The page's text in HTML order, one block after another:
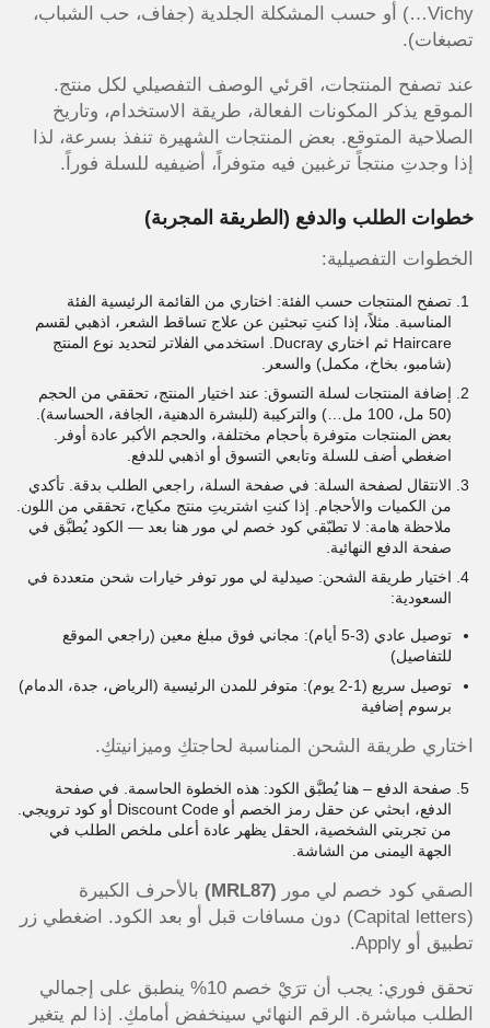
Vichy…) أو حسب المشكلة الجلدية (جفاف، حب الشباب،
تصبغات).
عند تصفح المنتجات، اقرئي الوصف التفصيلي لكل منتج.
الموقع يذكر المكونات الفعالة، طريقة الاستخدام، وتاريخ
الصلاحية المتوقع. بعض المنتجات الشهيرة تنفذ بسرعة، لذا
إذا وجدتِ منتجاً ترغبين فيه متوفراً، أضيفيه للسلة فوراً.
خطوات الطلب والدفع (الطريقة المجربة)
الخطوات التفصيلية:
تصفح المنتجات حسب الفئة: اختاري من القائمة الرئيسية الفئة
المناسبة. مثلاً، إذا كنتِ تبحثين عن علاج تساقط الشعر، اذهبي لقسم
Haircare ثم اختاري Ducray. استخدمي الفلاتر لتحديد نوع المنتج
(شامبو، بخاخ، مكمل) والسعر.
إضافة المنتجات لسلة التسوق: عند اختيار المنتج، تحققي من الحجم
(50 مل، 100 مل…) والتركيبة (للبشرة الدهنية، الجافة، الحساسة).
بعض المنتجات متوفرة بأحجام مختلفة، والحجم الأكبر عادة أوفر.
اضغطي أضف للسلة وتابعي التسوق أو اذهبي للدفع.
الانتقال لصفحة السلة: في صفحة السلة، راجعي الطلب بدقة. تأكدي
من الكميات والأحجام. إذا كنتِ اشتريتِ منتج مكياج، تحققي من اللون.
ملاحظة هامة: لا تطبّقي كود خصم لي مور هنا بعد — الكود يُطبَّق في
صفحة الدفع النهائية.
اختيار طريقة الشحن: صيدلية لي مور توفر خيارات شحن متعددة في
السعودية:
توصيل عادي (3-5 أيام): مجاني فوق مبلغ معين (راجعي الموقع
للتفاصيل)
توصيل سريع (1-2 يوم): متوفر للمدن الرئيسية (الرياض، جدة، الدمام)
برسوم إضافية
اختاري طريقة الشحن المناسبة لحاجتكِ وميزانيتكِ.
صفحة الدفع – هنا يُطبَّق الكود: هذه الخطوة الحاسمة. في صفحة
الدفع، ابحثي عن حقل رمز الخصم أو Discount Code أو كود ترويجي.
من تجربتي الشخصية، الحقل يظهر عادة أعلى ملخص الطلب في
الجهة اليمنى من الشاشة.
الصقي كود خصم لي مور (MRL87)
بالأحرف الكبيرة
(Capital letters) دون مسافات قبل أو بعد الكود. اضغطي زر
تطبيق أو Apply.
تحقق فوري: يجب أن ترَيْ خصم 10% ينطبق على إجمالي
الطلب مباشرة. الرقم النهائي سينخفض أمامكِ. إذا لم يتغير